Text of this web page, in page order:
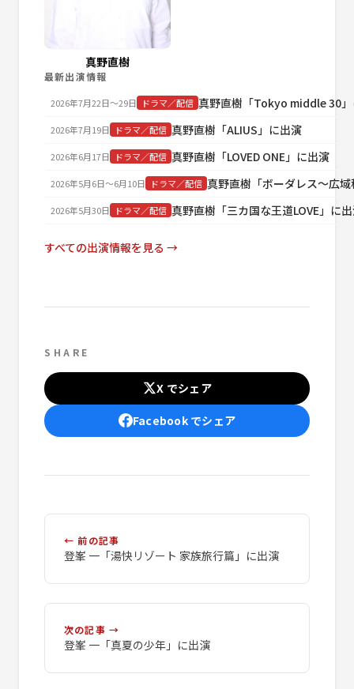
真野直樹
最新出演情報
2026年7月22日〜29日 ドラマ／配信 真野直樹「Tokyo middle 30
2026年7月19日 ドラマ／配信 真野直樹「ALIUS」に出演
2026年6月17日 ドラマ／配信 真野直樹「LOVED ONE」に出演
2026年5月6日〜6月10日 ドラマ／配信 真野直樹「ボーダレス～広
2026年5月30日 ドラマ／配信 真野直樹「三カ国な王道LOVE」に
すべての出演情報を見る →
SHARE
X でシェア
Facebook でシェア
← 前の記事
登峯 一「湯快リゾート 家族旅行篇」に出演
次の記事 →
登峯 一「真夏の少年」に出演